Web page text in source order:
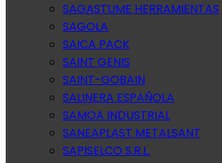
SAGASTUME HERRAMIENTAS
SAGOLA
SAICA PACK
SAINT GENIS
SAINT-GOBAIN
SALINERA ESPAÑOLA
SAMOA INDUSTRIAL
SANEAPLAST METALSANT
SAPISELCO S.R.L.